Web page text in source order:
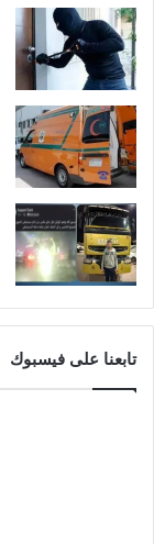
تابعنا على فيسبوك